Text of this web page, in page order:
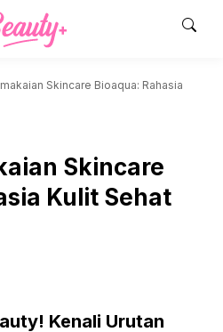
Skincare Bioaqua: Rahasia
Skincare
Kulit Sehat
Kenali Urutan